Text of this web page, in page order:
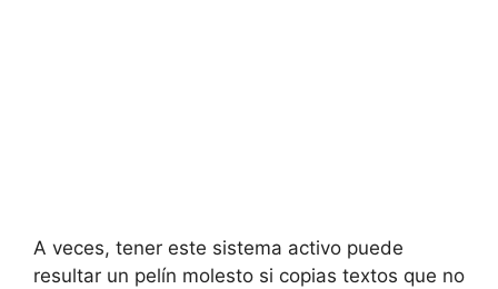
A veces, tener este sistema activo puede
resultar un pelín molesto si copias textos que no